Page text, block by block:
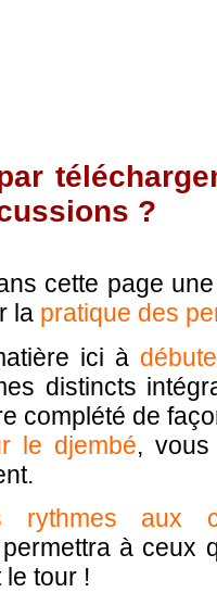
?
cette page
la pratique des
ici à
distincts
complété de
le djembé,
rythmes aux
à ceux
tour !